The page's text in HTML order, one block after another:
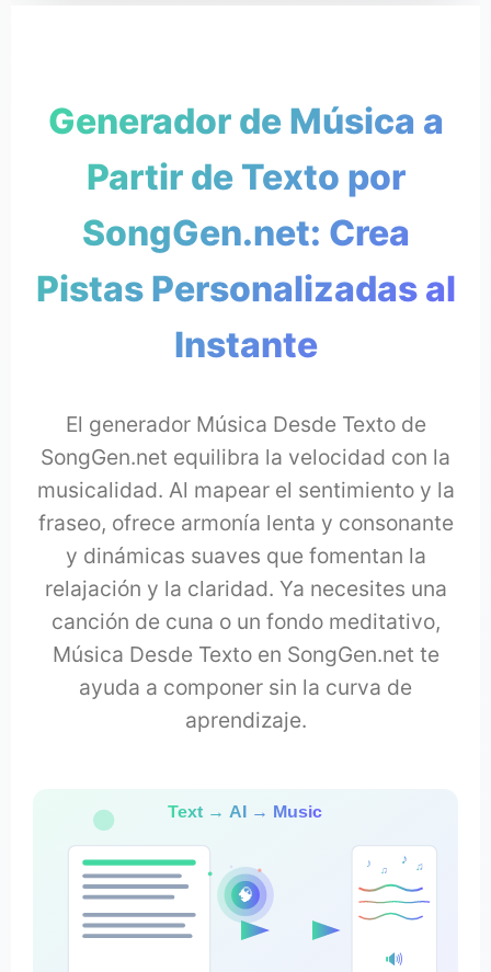
Generador de Música a
Partir de Texto por
SongGen.net: Crea
Pistas Personalizadas al
Instante
El generador Música Desde Texto de
SongGen.net equilibra la velocidad con la
musicalidad. Al mapear el sentimiento y la
fraseo, ofrece armonía lenta y consonante
y dinámicas suaves que fomentan la
relajación y la claridad. Ya necesites una
canción de cuna o un fondo meditativo,
Música Desde Texto en SongGen.net te
ayuda a componer sin la curva de
aprendizaje.
🧠
♪
♫
♪
♫
🔊
Text → AI → Music